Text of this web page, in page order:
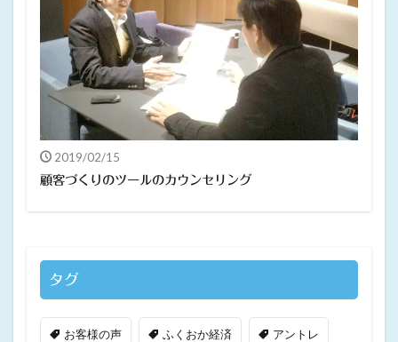
2019/02/15
顧客づくりのツールのカウンセリング
タグ
お客様の声 ふくおか経済 アントレ